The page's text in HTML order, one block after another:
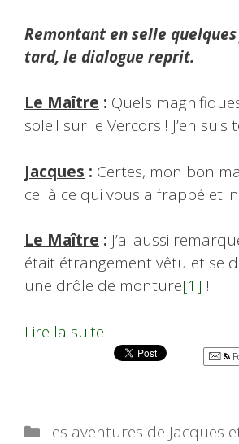
Remontant en selle
tard, le dialogue reprit.
Le Maître : Quels
soleil sur le Vercors ! J’en suis
Jacques : Certes, mon bon
ce là ce qui vous a frappé et
Le Maître : J’ai aussi
était étrangement vêtu et se
une drôle de monture[1] !
Lire la suite
Catégories
Les aventures de Jacques